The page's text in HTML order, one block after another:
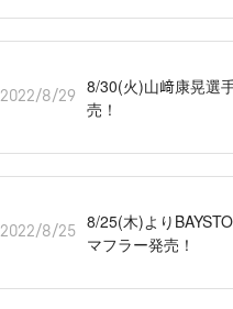
2022/8/29
8/30(火)山﨑康晃選
売！
2022/8/25
8/25(木)より
マフラー発売！